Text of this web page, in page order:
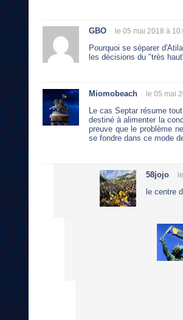
GBO le 05 mai 2018 à
Pourquoi se séparer
les décisions du "très
Miomobeach le 05 mai
Le cas Septar résume
destiné à alimenter la
preuve que le problème
se fondre dans ce mode
58jojo
le centre